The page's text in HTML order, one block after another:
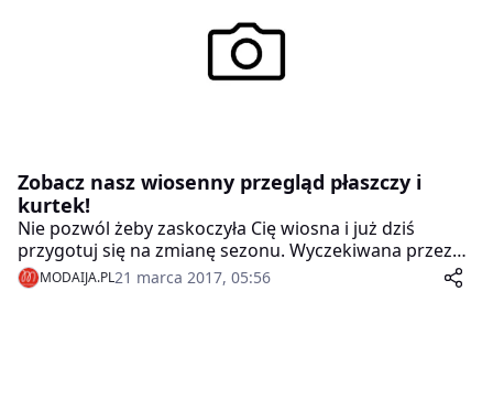
Zobacz nasz wiosenny przegląd płaszczy i
kurtek!
Nie pozwól żeby zaskoczyła Cię wiosna i już dziś
przygotuj się na zmianę sezonu. Wyczekiwana przez
wszystkich pora roku to więcej słońca, kwitnące
drzewa i kwiaty, ale także chłodne wieczory i poranki.
MODAIJA.PL21 marca 2017, 05:56